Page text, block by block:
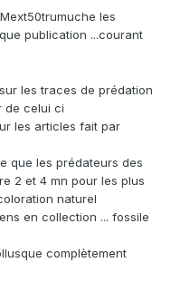
les
publication ...courant
les traces de prédation
de celui ci
les articles fait par
que les prédateurs des
2 et 4 mn pour les plus
naturel
en collection ... fossile
complètement